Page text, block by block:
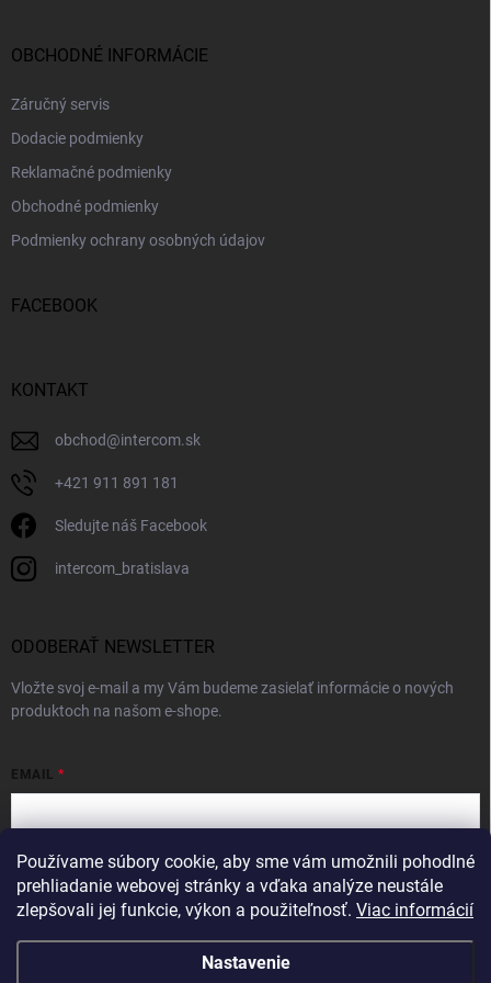
Používame súbory cookie, aby sme vám umožnili pohodlné
prehliadanie webovej stránky a vďaka analýze neustále
zlepšovali jej funkcie, výkon a použiteľnosť. Viac informácií
Nastavenie
OBCHODNÉ INFORMÁCIE
Záručný servis
Dodacie podmienky
Reklamačné podmienky
Obchodné podmienky
Podmienky ochrany osobných údajov
FACEBOOK
KONTAKT
obchod@intercom.sk
+421 911 891 181
Sledujte náš Facebook
intercom_bratislava
ODOBERAŤ NEWSLETTER
Vložte svoj e-mail a my Vám budeme zasielať informácie o nových
produktoch na našom e-shope.
EMAIL
Vložením e-mailu súhlasíte spodmienkami ochrany osobných údajov
Prihlásiť sa